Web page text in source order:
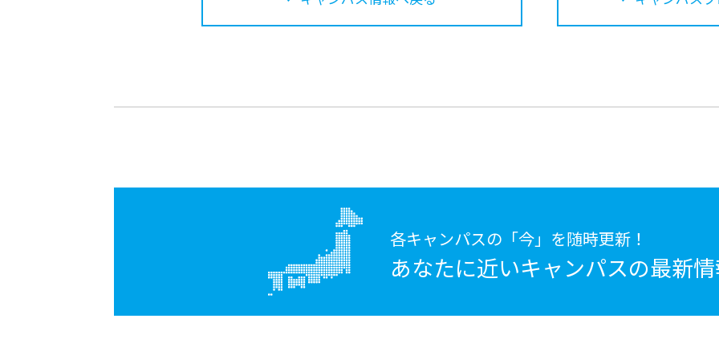
各キャンパスの「今」を随時更新！
あなたに近いキャンパスの最新